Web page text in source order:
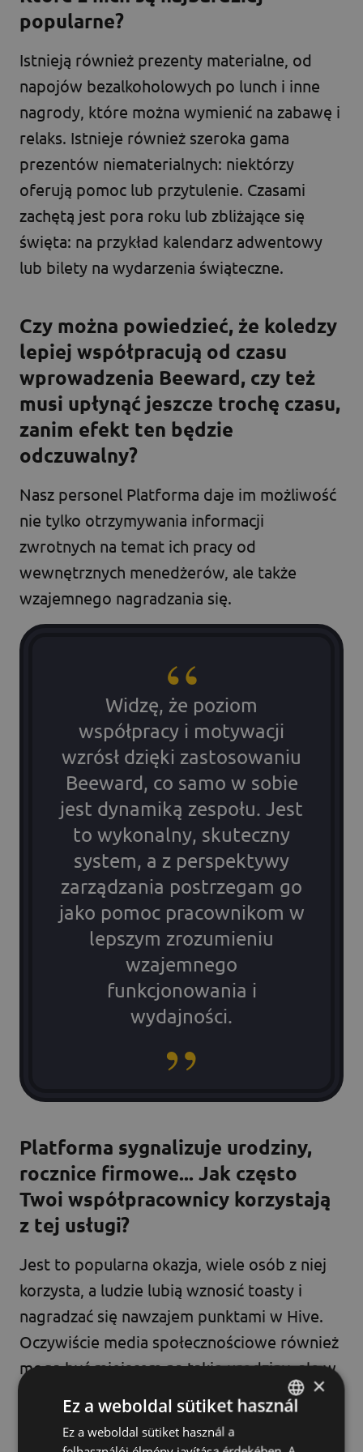
popularne?
Istnieją również prezenty materialne, od
napojów bezalkoholowych po lunch i inne
nagrody, które można wymienić na zabawę i
relaks. Istnieje również szeroka gama
prezentów niematerialnych: niektórzy
oferują pomoc lub przytulenie. Czasami
zachętą jest pora roku lub zbliżające się
święta: na przykład kalendarz adwentowy
lub bilety na wydarzenia świąteczne.
Czy można powiedzieć, że koledzy
lepiej współpracują od czasu
wprowadzenia Beeward, czy też
musi upłynąć jeszcze trochę czasu,
zanim efekt ten będzie
odczuwalny?
Nasz personel Platforma daje im możliwość
nie tylko otrzymywania informacji
zwrotnych na temat ich pracy od
wewnętrznych menedżerów, ale także
wzajemnego nagradzania się.
Widzę, że poziom
współpracy i motywacji
wzrósł dzięki zastosowaniu
Beeward, co samo w sobie
jest dynamiką zespołu. Jest
to wykonalny, skuteczny
system, a z perspektywy
zarządzania postrzegam go
jako pomoc pracownikom w
lepszym zrozumieniu
wzajemnego
funkcjonowania i
wydajności.
Platforma sygnalizuje urodziny,
rocznice firmowe... Jak często
Twoi współpracownicy korzystają
z tej usługi?
Jest to popularna okazja, wiele osób z niej
korzysta, a ludzie lubią wznosić toasty i
nagradzać się nawzajem punktami w Hive.
Oczywiście media społecznościowe również
mogą być miejscem na takie urodziny, ale w
społeczności pracowniczej nabiera to innego
znaczenia. W Beeward można ustawić, jak
długo ktoś pracuje dla firmy lub w zespole.
×
Ez a weboldal sütiket használ
Ez a weboldal sütiket használ a